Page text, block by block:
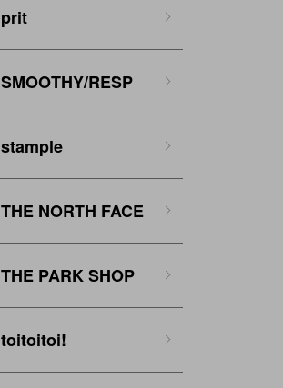
prit
SMOOTHY/RESP
stample
THE NORTH FACE
THE PARK SHOP
toitoitoi!